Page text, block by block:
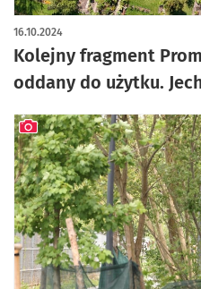
Kolejny fragment
oddany do użytku.
16.10.2024